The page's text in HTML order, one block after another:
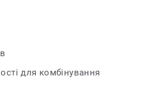
Ви можете грати з відтінками
У квітні 2017 року
відзначена престижною
номінації «Дизайн продукту».
для комбінування